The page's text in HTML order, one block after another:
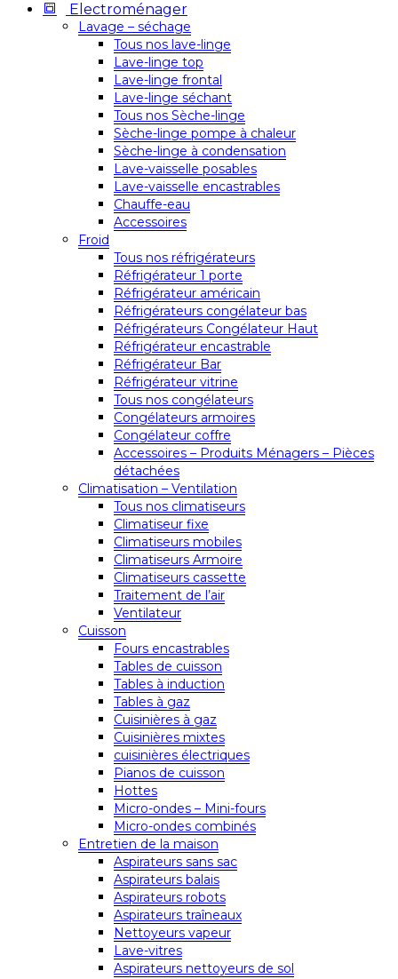
Electroménager
Lavage – séchage
Tous nos lave-linge
Lave-linge top
Lave-linge frontal
Lave-linge séchant
Tous nos Sèche-linge
Sèche-linge pompe à chaleur
Sèche-linge à condensation
Lave-vaisselle posables
Lave-vaisselle encastrables
Chauffe-eau
Accessoires
Froid
Tous nos réfrigérateurs
Réfrigérateur 1 porte
Réfrigérateur américain
Réfrigérateurs congélateur bas
Réfrigérateurs Congélateur Haut
Réfrigérateur encastrable
Réfrigérateur Bar
Réfrigérateur vitrine
Tous nos congélateurs
Congélateurs armoires
Congélateur coffre
Accessoires – Produits Ménagers – Pièces
détachées
Climatisation – Ventilation
Tous nos climatiseurs
Climatiseur fixe
Climatiseurs mobiles
Climatiseurs Armoire
Climatiseurs cassette
Traitement de l’air
Ventilateur
Cuisson
Fours encastrables
Tables de cuisson
Tables à induction
Tables à gaz
Cuisinières à gaz
Cuisinières mixtes
cuisinières électriques
Pianos de cuisson
Hottes
Micro-ondes – Mini-fours
Micro-ondes combinés
Entretien de la maison
Aspirateurs sans sac
Aspirateurs balais
Aspirateurs robots
Aspirateurs traîneaux
Nettoyeurs vapeur
Lave-vitres
Aspirateurs nettoyeurs de sol